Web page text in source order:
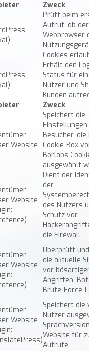
Zweck
Prüft beim
Aufruf, ob der
Webbrowser
Cookies
Erhält den
Status für
Nutzer und
Kunden
Zweck
Website
Speichert die
Besucher, die
Cookie-Box
Borlabs
ausgewählt
Website
Dient der
der
des Nutzers
Schutz vor
die Firewall.
Website
Überprüft
die aktuelle
vor
Angriffen,
Brute-Force-
Website
Speichert die
Nutzer
Website für
Aufrufe.